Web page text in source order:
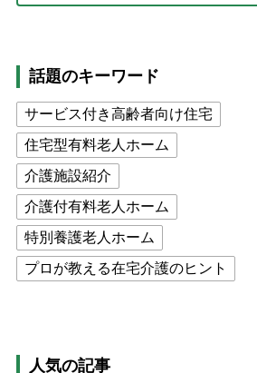
話題のキーワード
サービス付き高齢者向け住宅
住宅型有料老人ホーム
介護施設紹介
介護付有料老人ホーム
特別養護老人ホーム
プロが教える在宅介護のヒント
猫が母になつきません
人気の記事